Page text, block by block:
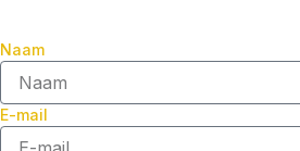
Naam
E-mail